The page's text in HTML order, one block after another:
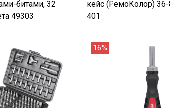
битами, 32
49303
кейс (РемоКолор) 36-
401
16%